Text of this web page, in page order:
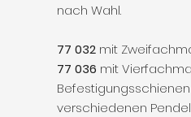
nach Wahl.
77 032 mit
77 036 mit
Befestigungsschienen
verschiedenen